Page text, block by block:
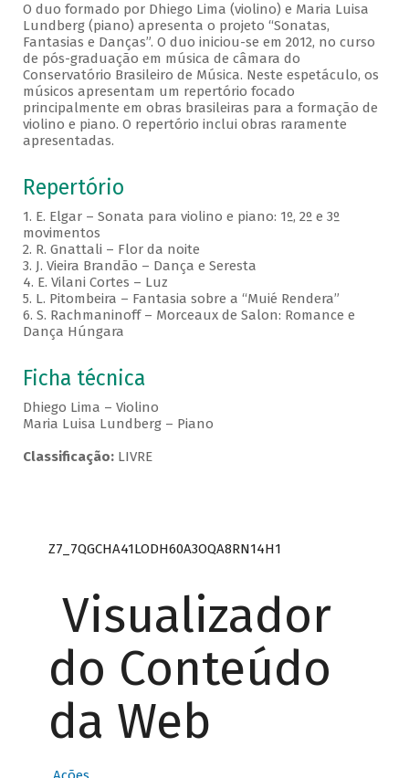
O duo formado por Dhiego Lima (violino) e Maria Luisa
Lundberg (piano) apresenta o projeto “Sonatas,
Fantasias e Danças”. O duo iniciou-se em 2012, no curso
de pós-graduação em música de câmara do
Conservatório Brasileiro de Música. Neste espetáculo, os
músicos apresentam um repertório focado
principalmente em obras brasileiras para a formação de
violino e piano. O repertório inclui obras raramente
apresentadas.
Repertório
1. E. Elgar – Sonata para violino e piano: 1º, 2º e 3º
movimentos
2. R. Gnattali – Flor da noite
3. J. Vieira Brandão – Dança e Seresta
4. E. Vilani Cortes – Luz
5. L. Pitombeira – Fantasia sobre a “Muié Rendera”
6. S. Rachmaninoff – Morceaux de Salon: Romance e
Dança Húngara
Ficha técnica
Dhiego Lima – Violino
Maria Luisa Lundberg – Piano
Classificação:LIVRE
Z7_7QGCHA41LODH60A3OQA8RN14H1
Visualizador
do Conteúdo
da Web